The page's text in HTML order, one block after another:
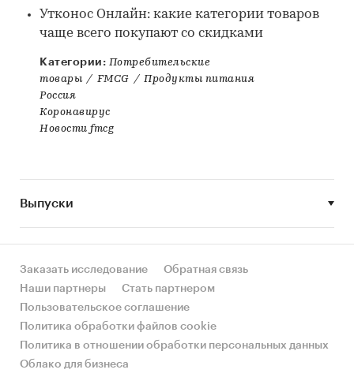
Утконос Онлайн: какие категории товаров
чаще всего покупают со скидками
Категории: Потребительские
товары / FMCG / Продукты питания
Россия
Коронавирус
Новости fmcg
Выпуски
Заказать исследование
Обратная связь
Наши партнеры
Стать партнером
Пользовательское соглашение
Политика обработки файлов cookie
Политика в отношении обработки персональных данных
Облако для бизнеса